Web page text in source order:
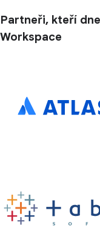
Partneři, kteří
Workspace